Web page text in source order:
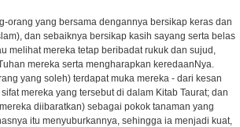
orang yang bersama dengannya bersikap keras dan
dan sebaiknya bersikap kasih sayang serta belas
melihat mereka tetap beribadat rukuk dan sujud,
mereka serta mengharapkan keredaanNya.
yang soleh) terdapat muka mereka - dari kesan
mereka yang tersebut di dalam Kitab Taurat; dan
diibaratkan) sebagai pokok tanaman yang
itu menyuburkannya, sehingga ia menjadi kuat,